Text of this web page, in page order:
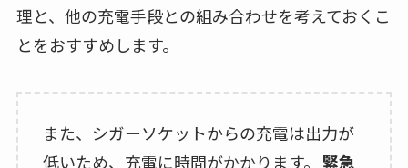
理と、他の充電手段との組み合わせを考えておくこ
とをおすすめします。
また、シガーソケットからの充電は出力が
低いため、充電に時間がかかります。 緊急